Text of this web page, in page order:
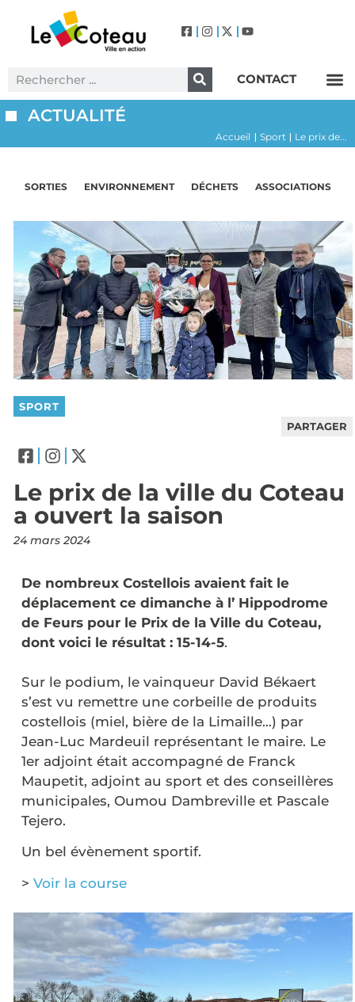
CONTACT
ACTUALITÉ
Accueil | Sport | Le prix de...
SORTIES ENVIRONNEMENT DÉCHETS ASSOCIATIONS
SPORT
PARTAGER
Le prix de la ville du Coteau
a ouvert la saison
24 mars 2024
De nombreux Costellois avaient fait le
déplacement ce dimanche à l’ Hippodrome
de Feurs pour le Prix de la Ville du Coteau,
dont voici le résultat : 15-14-5.
Sur le podium, le vainqueur David Békaert
s’est vu remettre une corbeille de produits
costellois (miel, bière de la Limaille…) par
Jean-Luc Mardeuil représentant le maire. Le
1er adjoint était accompagné de Franck
Maupetit, adjoint au sport et des conseillères
municipales, Oumou Dambreville et Pascale
Tejero.
Un bel évènement sportif.
> Voir la course